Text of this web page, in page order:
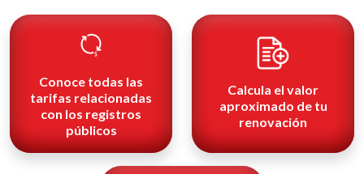
Conoce todas las
tarifas relacionadas
con los registros
públicos
Calcula el valor
aproximado de tu
renovación